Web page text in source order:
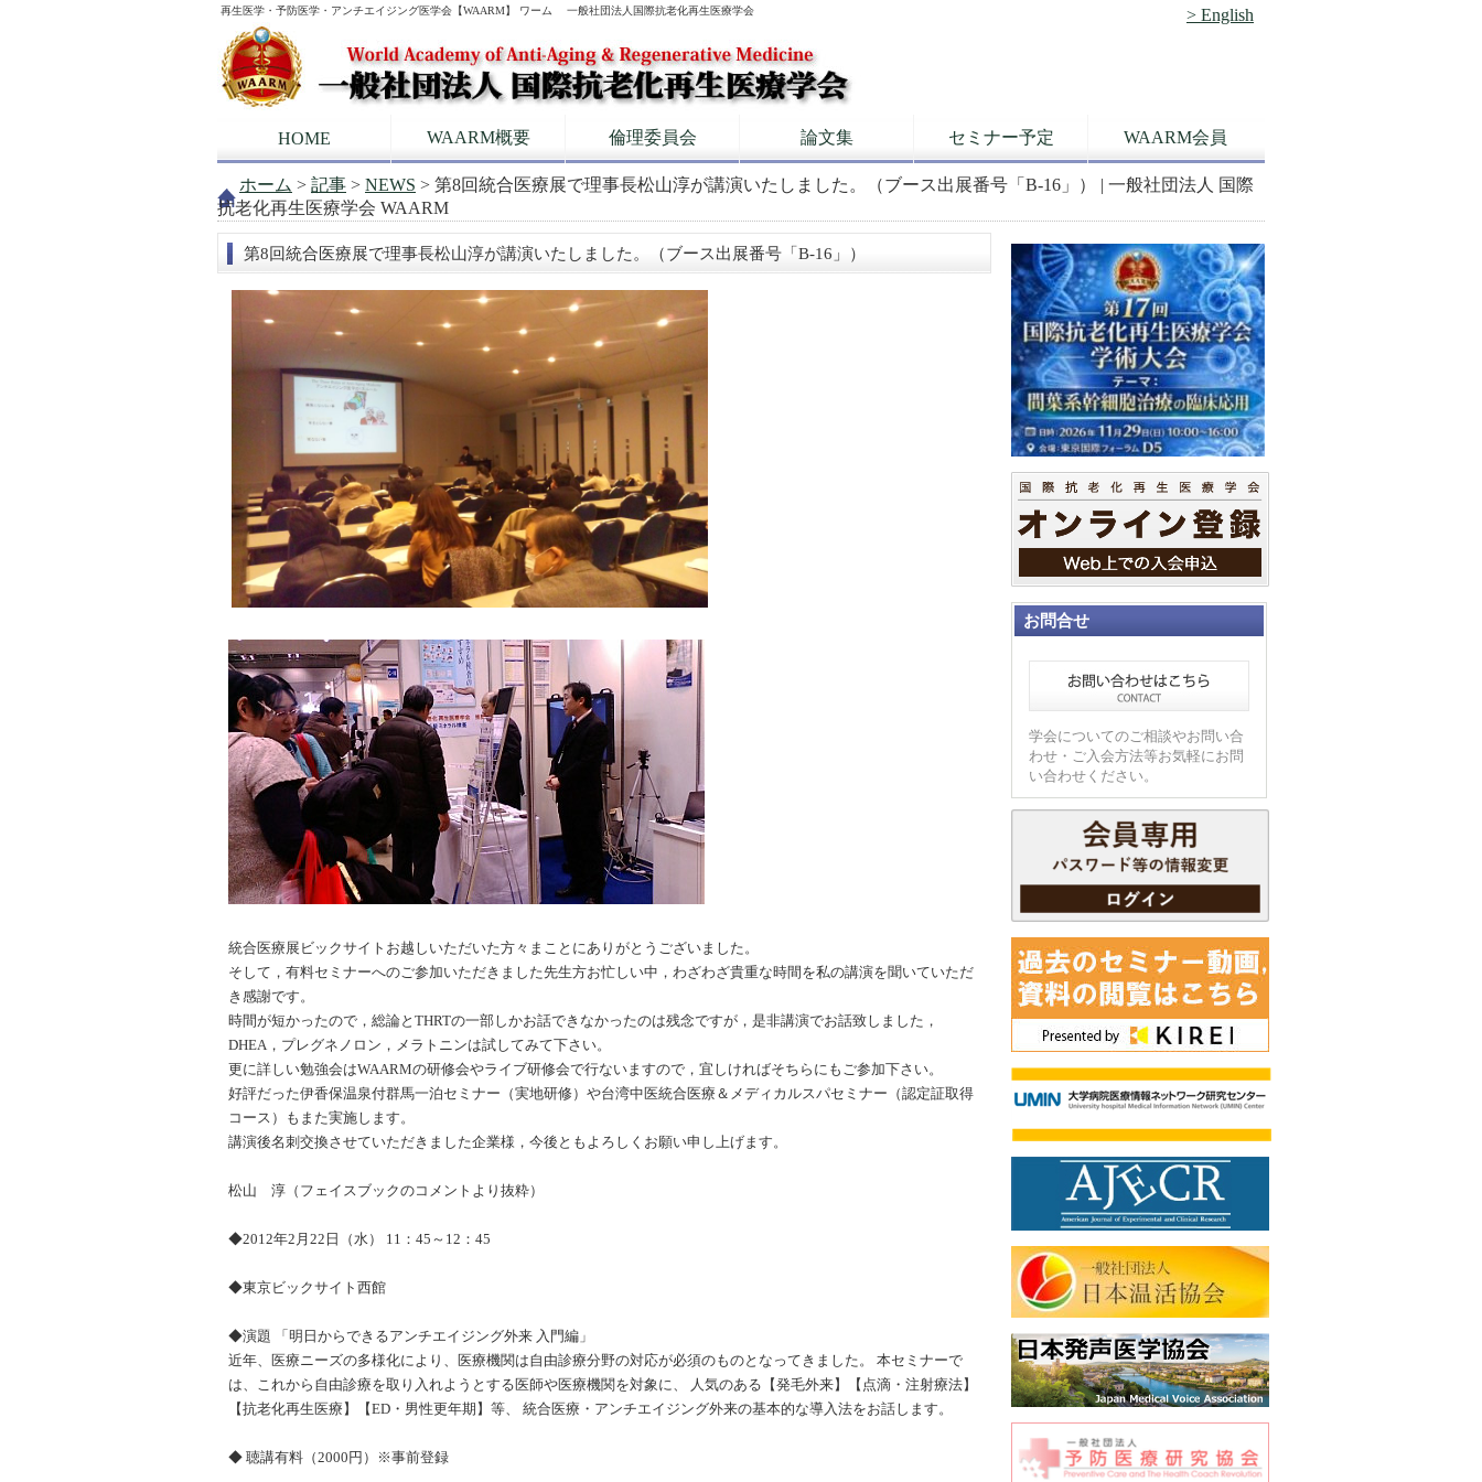
> English
再生医学・予防医学・アンチエイジング医学会【WAARM】 ワーム 一般社団法人国際抗老化再生医療学会
HOME WAARM概要 倫理委員会 論文集 セミナー予定 WAARM会員
ホーム > 記事 > NEWS > 第8回統合医療展で理事長松山淳が講演いたしました。（ブース出展番号「B-16」） | 一般社団法人 国際
抗老化再生医療学会 WAARM
第8回統合医療展で理事長松山淳が講演いたしました。（ブース出展番号「B-16」）
統合医療展ビックサイトお越しいただいた方々まことにありがとうございました。
そして，有料セミナーへのご参加いただきました先生方お忙しい中，わざわざ貴重な時間を私の講演を聞いていただ
き感謝です。
時間が短かったので，総論とTHRTの一部しかお話できなかったのは残念ですが，是非講演でお話致しました，
DHEA，プレグネノロン，メラトニンは試してみて下さい。
更に詳しい勉強会はWAARMの研修会やライブ研修会で行ないますので，宜しければそちらにもご参加下さい。
好評だった伊香保温泉付群馬一泊セミナー（実地研修）や台湾中医統合医療＆メディカルスパセミナー（認定証取得
コース）もまた実施します。
講演後名刺交換させていただきました企業様，今後ともよろしくお願い申し上げます。
松山 淳（フェイスブックのコメントより抜粋）
◆2012年2月22日（水） 11：45～12：45
◆東京ビックサイト西館
◆演題 「明日からできるアンチエイジング外来 入門編」
近年、医療ニーズの多様化により、 医療機関は自由診療分野の対応が必須のものとなってきました。 本セミナーで
は、 これから自由診療を取り入れようとする医師や医療機関を対象に、
人気のある【発毛外来】【点滴・注射療法】
【抗老化再生医療】【ED・男性更年期】等、 統合医療・ アンチエイジング外来の基本的な導入法をお話します。
◆ 聴講有料（2000円）※事前登録
お問合せ
学会についてのご相談やお問い合
わせ・ご入会方法等お気軽にお問
い合わせください。